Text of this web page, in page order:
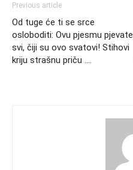
Previous article
Od tuge će ti se srce
osloboditi: Ovu pjesmu pjevate
svi, čiji su ovo svatovi! Stihovi
kriju strašnu priču ….